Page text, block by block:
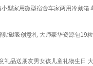
型家用微型宿舍车家两用冷藏箱
磁吸创意礼 大师豪华资源包19
礼品送朋友男女孩儿童礼物生日